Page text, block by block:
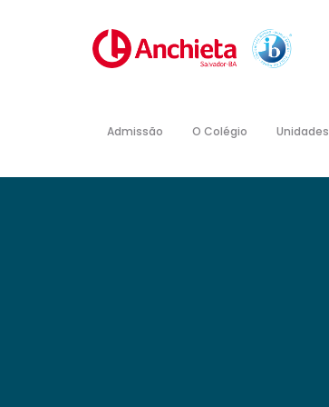
Admissão O Colégio Unidades